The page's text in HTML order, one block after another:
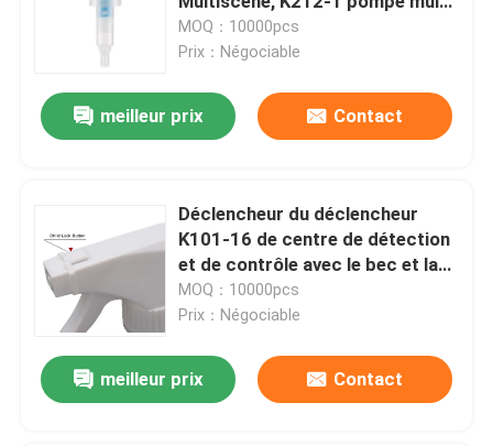
de lotion de la fonction 24mm
MOQ：10000pcs
Prix：Négociable
meilleur prix Contact
Déclencheur du déclencheur
K101-16 de centre de détection
et de contrôle avec le bec et la
fermeture résistants d'enfant
MOQ：10000pcs
Prix：Négociable
meilleur prix Contact